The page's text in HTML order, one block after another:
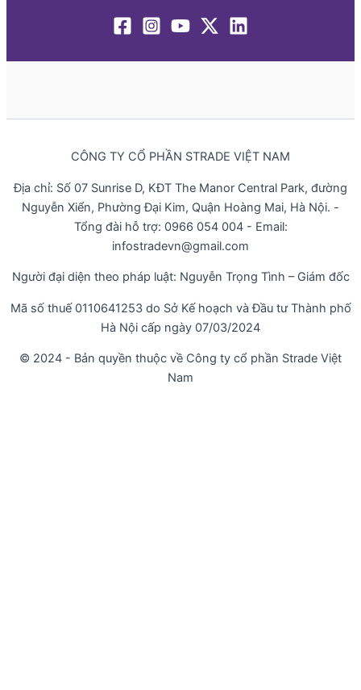
CÔNG TY CỔ PHẦN STRADE VIỆT NAM
Địa chỉ: Số 07 Sunrise D, KĐT The Manor Central Park, đường
Nguyễn Xiển, Phường Đại Kim, Quận Hoàng Mai, Hà Nội. -
Tổng đài hỗ trợ: 0966 054 004 - Email:
infostradevn@gmail.com
Người đại diện theo pháp luật: Nguyễn Trọng Tình – Giám đốc
Mã số thuế 0110641253 do Sở Kế hoạch và Đầu tư Thành phố
Hà Nội cấp ngày 07/03/2024
© 2024 - Bản quyền thuộc về Công ty cổ phần Strade Việt
Nam